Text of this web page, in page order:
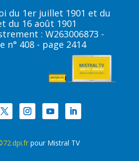
du 1er juillet 1901 et du
du 16 août 1901
: W263006873 -
n° 408 - page 2414
pour Mistral TV